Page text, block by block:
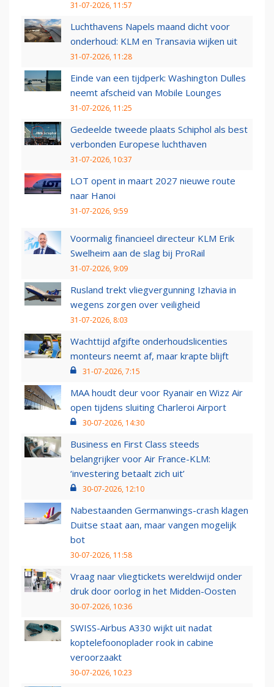
31-07-2026, 11:57
Luchthavens Napels maand dicht voor
onderhoud: KLM en Transavia wijken uit
31-07-2026, 11:28
Einde van een tijdperk: Washington Dulles
neemt afscheid van Mobile Lounges
31-07-2026, 11:25
Gedeelde tweede plaats Schiphol als best
verbonden Europese luchthaven
31-07-2026, 10:37
LOT opent in maart 2027 nieuwe route
naar Hanoi
31-07-2026, 9:59
Voormalig financieel directeur KLM Erik
Swelheim aan de slag bij ProRail
31-07-2026, 9:09
Rusland trekt vliegvergunning Izhavia in
wegens zorgen over veiligheid
31-07-2026, 8:03
Wachttijd afgifte onderhoudslicenties
monteurs neemt af, maar krapte blijft
31-07-2026, 7:15
MAA houdt deur voor Ryanair en Wizz Air
open tijdens sluiting Charleroi Airport
30-07-2026, 14:30
Business en First Class steeds
belangrijker voor Air France-KLM:
‘investering betaalt zich uit’
30-07-2026, 12:10
Nabestaanden Germanwings-crash klagen
Duitse staat aan, maar vangen mogelijk
bot
30-07-2026, 11:58
Vraag naar vliegtickets wereldwijd onder
druk door oorlog in het Midden-Oosten
30-07-2026, 10:36
SWISS-Airbus A330 wijkt uit nadat
koptelefoonoplader rook in cabine
veroorzaakt
30-07-2026, 10:23